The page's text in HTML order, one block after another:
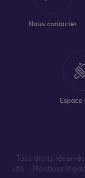
Nous contacter
Espace
Tous droits
site
Mentions